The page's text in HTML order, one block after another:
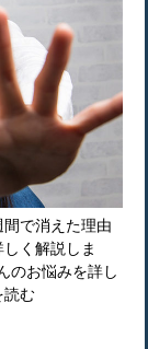
で消えた理由
く解説しま
のお悩みを詳し
読む